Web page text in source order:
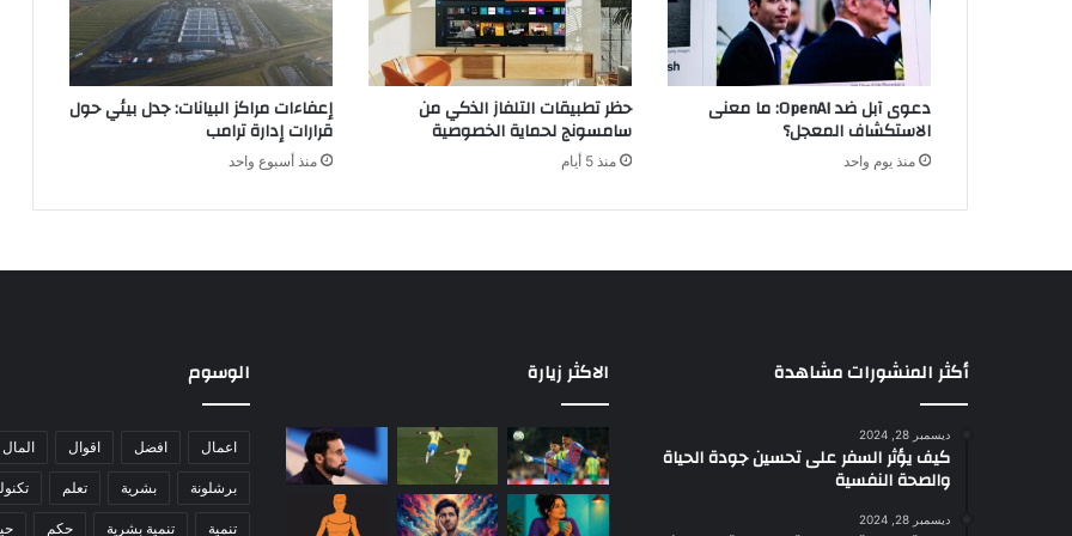
دعوى آبل ضد OpenAI: ما معنى
الاستكشاف المعجل؟
منذ يوم واحد
حظر تطبيقات التلفاز الذكي من
سامسونج لحماية الخصوصية
منذ 5 أيام
إعفاءات مراكز البيانات: جدل بيئي حول
قرارات إدارة ترامب
منذ أسبوع واحد
أكثر المنشورات مشاهدة
ديسمبر 28, 2024
كيف يؤثر السفر على تحسين جودة الحياة
والصحة النفسية
ديسمبر 28, 2024
الاكثر زيارة الوسوم
اعمال افضل اقوال المال
برشلونة بشرية تعلم
تنمية تنمية بشرية حكم